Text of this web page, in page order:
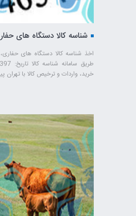
اخذ شناسه کالا دستگاه های
خرید، واردات و ترخیص کالا با تهران